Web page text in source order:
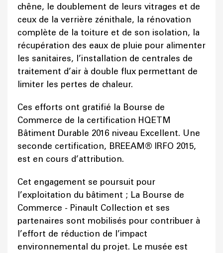
chêne, le doublement de leurs vitrages et de
ceux de la verrière zénithale, la rénovation
complète de la toiture et de son isolation, la
récupération des eaux de pluie pour alimenter
les sanitaires, l’installation de centrales de
traitement d’air à double flux permettant de
limiter les pertes de chaleur.
Ces efforts ont gratifié la Bourse de
Commerce de la certification HQETM
Bâtiment Durable 2016 niveau Excellent. Une
seconde certification, BREEAM® IRFO 2015,
est en cours d’attribution.
Cet engagement se poursuit pour
l’exploitation du bâtiment ; La Bourse de
Commerce - Pinault Collection et ses
partenaires sont mobilisés pour contribuer à
l’effort de réduction de l’impact
environnemental du projet. Le musée est